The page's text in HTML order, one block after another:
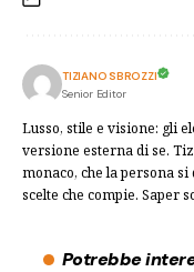
TIZIANO SBROZZI
Senior Editor
Lusso, stile e visione: gli
versione esterna di se.
monaco, che la persona
scelte che compie. Saper
Potrebbe